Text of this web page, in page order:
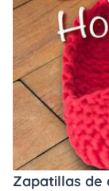
Zapatillas de